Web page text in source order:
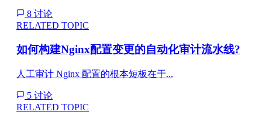
8 讨论
RELATED TOPIC
如何构建Nginx配置变更的自动化审计流水线?
人工审计 Nginx 配置的根本短板在于...
5 讨论
RELATED TOPIC